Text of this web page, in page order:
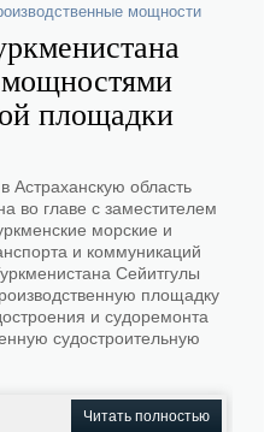
мощности
мощностями
площадки
Астраханскую область
во главе с заместителем
морские и
и коммуникаций
Сейитгулы
площадку
и судоремонта
судостроительную
Читать полностью